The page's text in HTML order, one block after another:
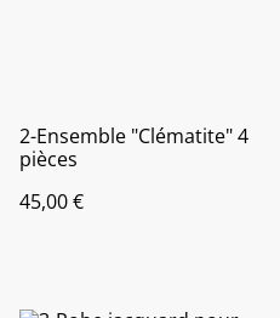
2-Ensemble "Clématite" 4
pièces
45,00 €